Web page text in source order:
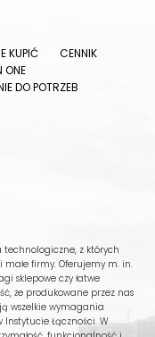
KUPIĆ
CENNIK
ONE
DO POTRZEB
technologiczne, z których
firmy. Oferujemy m. in.
sklepowe czy łatwe
że produkowane przez nas
wszelkie wymagania
Łączności. W